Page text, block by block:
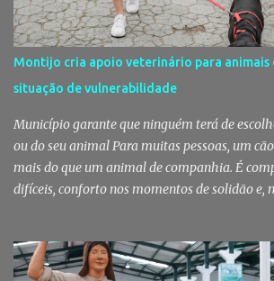
uma ação de patrulhamento, os militares da
uma viatura estacionada num local
furtos e pelo consumo de estupefacientes",
motivou a realização de diligências policiais.
dessas ações que os militares localizaram um
de um edifício público. Apanhado em
Montijo cria apoio veterinário para animais
situação de vulnerabilidade
Município garante que ninguém terá de
ou do seu animal Para muitas pessoas, um
mais do que um animal de companhia. É
difíceis, conforto nos momentos de solidão e,
garantir cuidados básicos de saúde aos
utentes do Centro de Acolhimento de